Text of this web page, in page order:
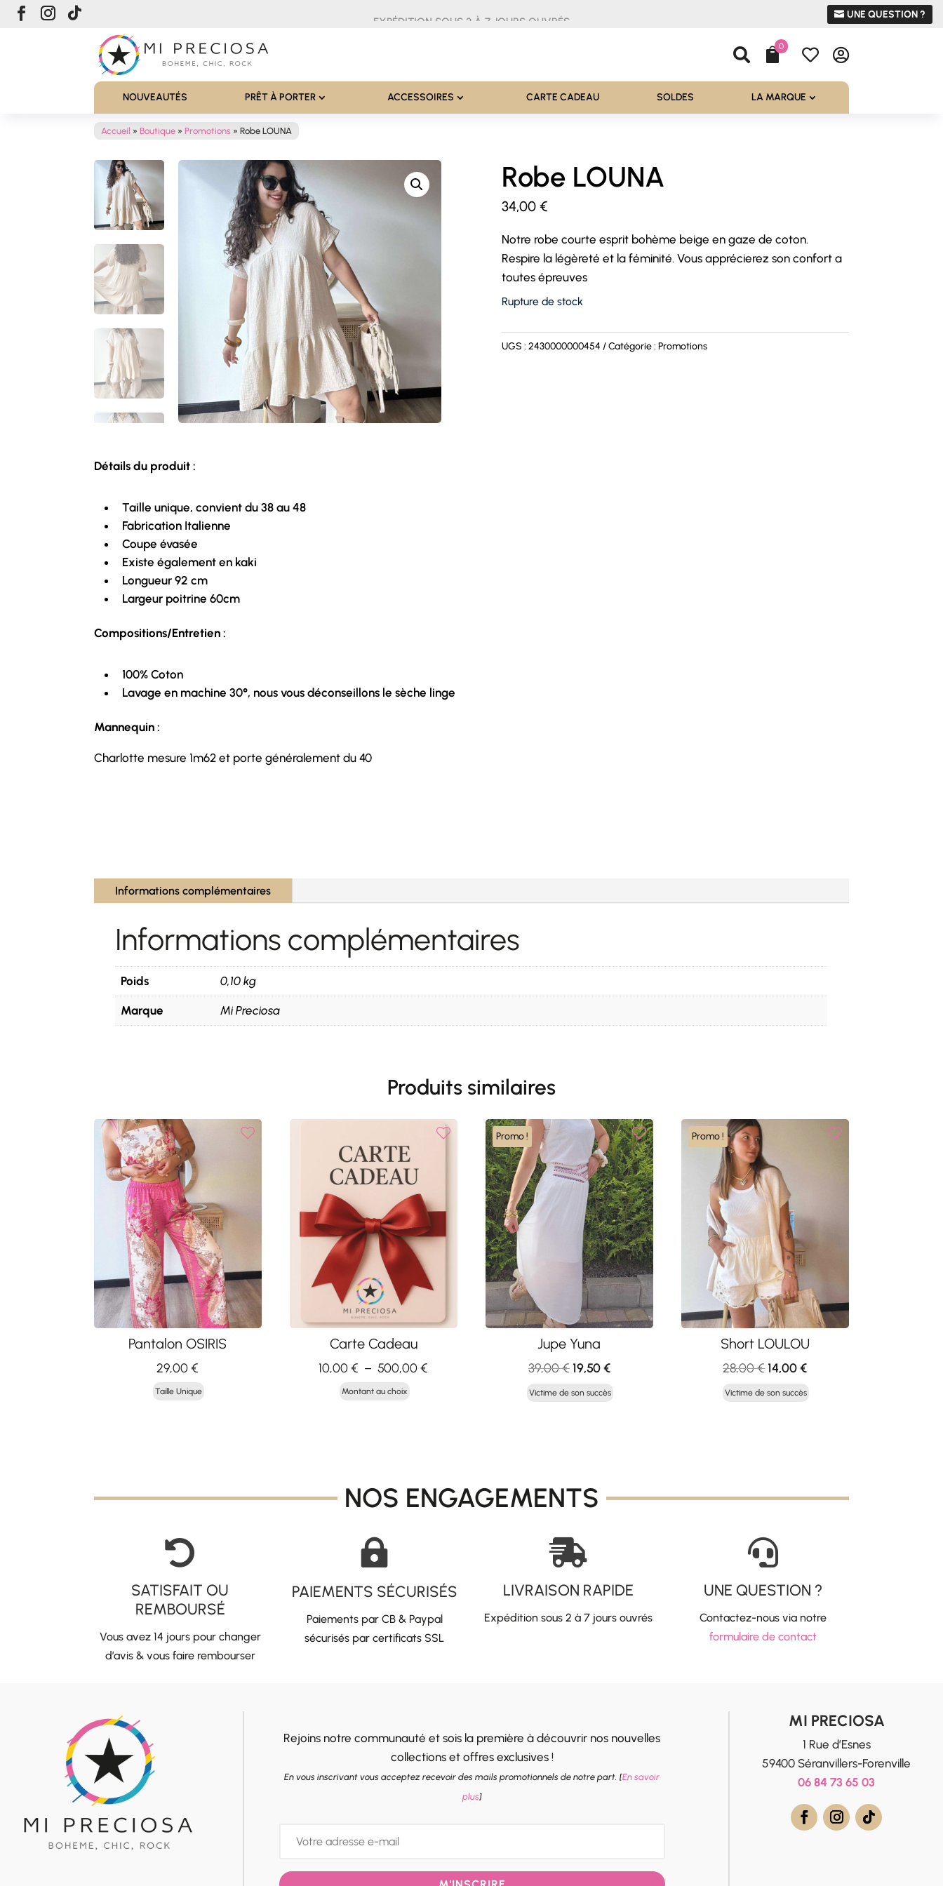
EXPÉDITION SOUS 2 À 7 JOURS OUVRÉS UNE QUESTION ?
 0  
NOUVEAUTÉS PRÊT À PORTER ACCESSOIRES CARTE CADEAU SOLDES LA MARQUE
Accueil »Boutique »Promotions »Robe LOUNA
Robe LOUNA
34,00 €
Notre robe courte esprit bohème beige en gaze de coton.
Respire la légèreté et la féminité. Vous apprécierez son confort a
toutes épreuves
Rupture de stock
UGS : 2430000000454 Catégorie : Promotions
Détails du produit :
Taille unique, convient du 38 au 48
Fabrication Italienne
Coupe évasée
Existe également en kaki
Longueur 92 cm
Largeur poitrine 60cm
Compositions/Entretien :
100% Coton
Lavage en machine 30°, nous vous déconseillons le sèche linge
Mannequin :
Charlotte mesure 1m62 et porte généralement du 40
Informations complémentaires
Informations complémentaires
Poids 0,10 kg
Marque Mi Preciosa
Produits similaires
Pantalon OSIRIS
29,00€
Taille Unique
Carte Cadeau
10,00€ – 500,00€
Montant au choix
Promo !
Jupe Yuna
39,00€ Le
19,50€Le
Victime de son succès
Promo !
Short LOULOU
28,00€ Le
14,00€Le
Victime de son succès
NOS ENGAGEMENTS

SATISFAIT OU
REMBOURSÉ
Vous avez 14 jours pour changer
d’avis & vous faire rembourser

PAIEMENTS SÉCURISÉS
Paiements par CB & Paypal
sécurisés par certificats SSL

LIVRAISON RAPIDE
Expédition sous 2 à 7 jours ouvrés

UNE QUESTION ?
Contactez-nous via notre
formulaire de contact
Rejoins notre communauté et sois la première à découvrir nos nouvelles
collections et offres exclusives !
En vous inscrivant vous acceptez recevoir des mails promotionnels de notre part. [En savoir
plus]
MI PRECIOSA
1 Rue d’Esnes
59400 Séranvillers-Forenville
06 84 73 65 03